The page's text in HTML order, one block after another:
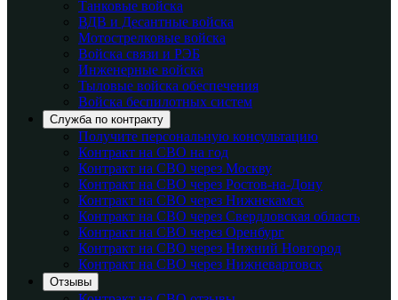
Танковые войска
ВДВ и Десантные войска
Мотострелковые войска
Войска связи и РЭБ
Инженерные войска
Тыловые войска обеспечения
Войска беспилотных систем
Служба по контракту
Получите персональную консультацию
Контракт на СВО на год
Контракт на СВО через Москву
Контракт на СВО через Ростов-на-Дону
Контракт на СВО через Нижнекамск
Контракт на СВО через Свердловская область
Контракт на СВО через Оренбург
Контракт на СВО через Нижний Новгород
Контракт на СВО через Нижневартовск
Отзывы